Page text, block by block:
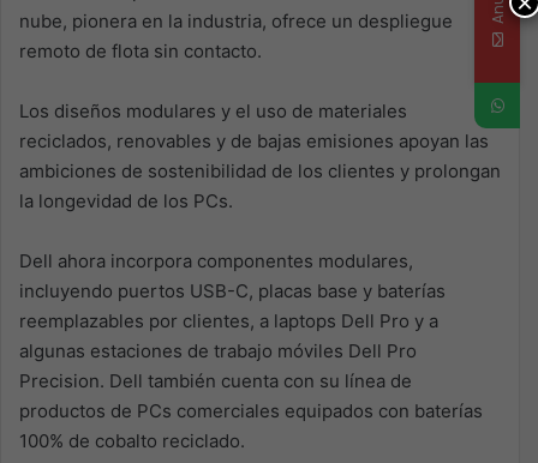
nube, pionera en la industria, ofrece un despliegue
remoto de flota sin contacto.
Los diseños modulares y el uso de materiales
reciclados, renovables y de bajas emisiones apoyan las
ambiciones de sostenibilidad de los clientes y prolongan
la longevidad de los PCs.
Dell ahora incorpora componentes modulares,
incluyendo puertos USB-C, placas base y baterías
reemplazables por clientes, a laptops Dell Pro y a
algunas estaciones de trabajo móviles Dell Pro
Precision. Dell también cuenta con su línea de
productos de PCs comerciales equipados con baterías
100% de cobalto reciclado.